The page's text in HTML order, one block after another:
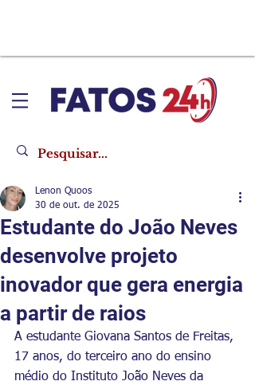
Estudante do João Neves
desenvolve projeto
inovador que gera energia
a partir de raios
Lenon Quoos
30 de out. de 2025
A estudante Giovana Santos de Freitas,
17 anos, do terceiro ano do ensino
médio do Instituto João Neves da